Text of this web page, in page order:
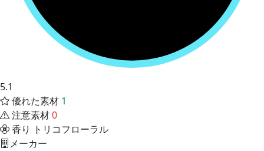
5.1
優れた素材 1
注意素材0
香り
トリコフローラル
メーカー